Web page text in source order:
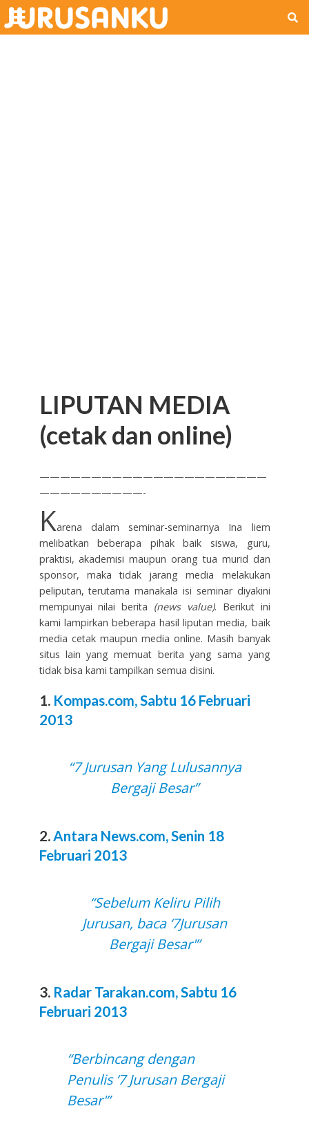
LIPUTAN MEDIA
(cetak dan online)
——————————————————————
——————————-
Karena dalam seminar-seminarnya Ina liem
melibatkan beberapa pihak baik siswa, guru,
praktisi, akademisi maupun orang tua murid dan
sponsor, maka tidak jarang media melakukan
peliputan, terutama manakala isi seminar diyakini
mempunyai nilai berita (news value). Berikut ini
kami lampirkan beberapa hasil liputan media, baik
media cetak maupun media online. Masih banyak
situs lain yang memuat berita yang sama yang
tidak bisa kami tampilkan semua disini.
1. Kompas.com, Sabtu 16 Februari
2013
“7 Jurusan Yang Lulusannya
Bergaji Besar”
2.Antara News.com, Senin 18
Februari 2013
“Sebelum Keliru Pilih
Jurusan, baca ‘7Jurusan
Bergaji Besar'”
3. Radar Tarakan.com, Sabtu 16
Februari 2013
“Berbincang dengan
Penulis ‘7 Jurusan Bergaji
Besar'”